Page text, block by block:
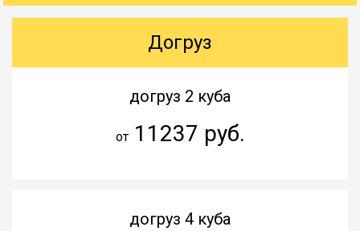
Догруз
догруз 2 куба
от11237 руб.
догруз 4 куба